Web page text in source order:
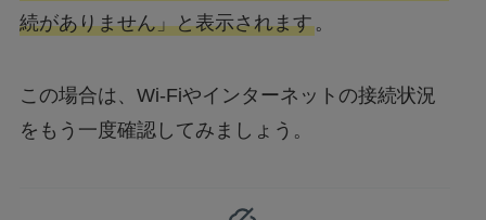
続がありません」と表示されます。
この場合は、Wi-Fiやインターネットの接続状況
をもう一度確認してみましょう。